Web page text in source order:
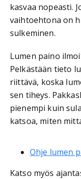
kasvaa nopeasti.
vaihtoehtona on
sulkeminen.
Lumen paino
Pelkästään tieto
riittävä, koska
sen tiheys.
pienempi kuin
katsoa, miten
Ohje lumen
Katso myös